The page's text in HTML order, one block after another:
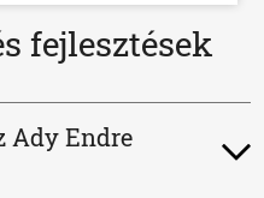
fejlesztések
Ady Endre